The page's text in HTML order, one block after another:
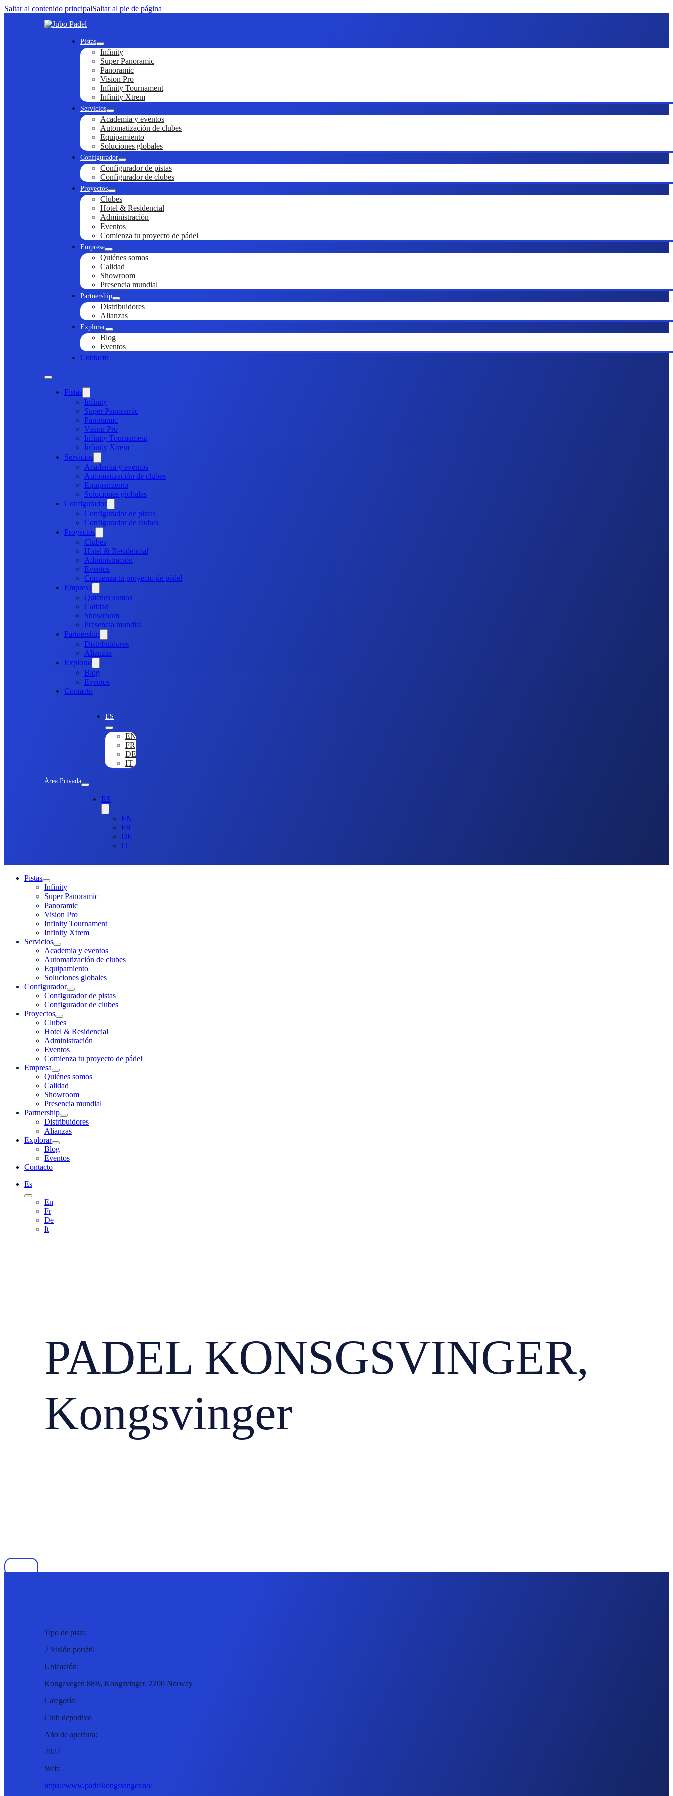
Saltar al contenido principalSaltar al pie de página
Pistas
Infinity
Super Panoramic
Panoramic
Vision Pro
Infinity Tournament
Infinity Xtrem
Servicios
Academia y eventos
Automatización de clubes
Equipamiento
Soluciones globales
Configurador
Configurador de pistas
Configurador de clubes
Proyectos
Clubes
Hotel & Residencial
Administración
Eventos
Comienza tu proyecto de pádel
Empresa
Quiénes somos
Calidad
Showroom
Presencia mundial
Partnership
Distribuidores
Alianzas
Explorar
Blog
Eventos
Contacto
Pistas
Infinity
Super Panoramic
Panoramic
Vision Pro
Infinity Tournament
Infinity Xtrem
Servicios
Academia y eventos
Automatización de clubes
Equipamiento
Soluciones globales
Configurador
Configurador de pistas
Configurador de clubes
Proyectos
Clubes
Hotel & Residencial
Administración
Eventos
Comienza tu proyecto de pádel
Empresa
Quiénes somos
Calidad
Showroom
Presencia mundial
Partnership
Distribuidores
Alianzas
Explorar
Blog
Eventos
Contacto
Área Privada
ES
EN
FR
DE
IT
ES
EN
FR
DE
IT
Pistas
Infinity
Super Panoramic
Panoramic
Vision Pro
Infinity Tournament
Infinity Xtrem
Servicios
Academia y eventos
Automatización de clubes
Equipamiento
Soluciones globales
Configurador
Configurador de pistas
Configurador de clubes
Proyectos
Clubes
Hotel & Residencial
Administración
Eventos
Comienza tu proyecto de pádel
Empresa
Quiénes somos
Calidad
Showroom
Presencia mundial
Partnership
Distribuidores
Alianzas
Explorar
Blog
Eventos
Contacto
Es
En
Fr
De
It
PADEL KONSGSVINGER,
Kongsvinger
Tipo de pista:
2 Visión portátil
Ubicación:
Kongevegen 88B, Kongsvinger, 2200 Norway
Categoría:
Club deportivo
Año de apertura:
2022
Web:
https://www.padelkongsvinger.no/